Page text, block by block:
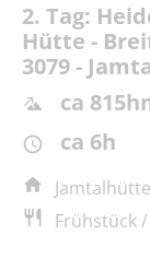
2. Tag:
Hütte -
3079 -
ca
ca 6h
Jamtalhütte
Frühstück